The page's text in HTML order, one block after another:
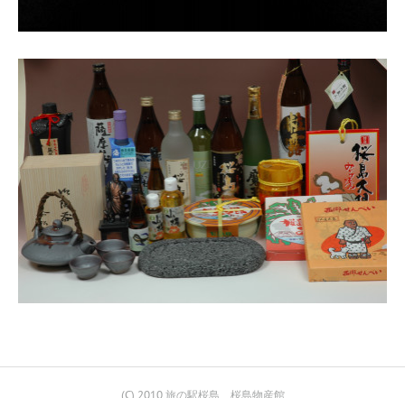
(C) 2010 旅の駅桜島 桜島物産館